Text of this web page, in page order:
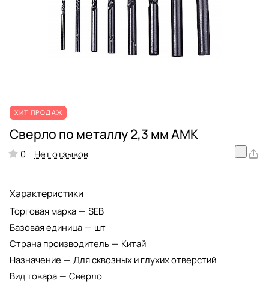
ХИТ ПРОДАЖ
Сверло по металлу 2,3 мм АМК
0 Нет отзывов
Характеристики
Торговая марка — SEB
Базовая единица — шт
Страна производитель — Китай
Назначение — Для сквозных и глухих отверстий
Вид товара — Сверло